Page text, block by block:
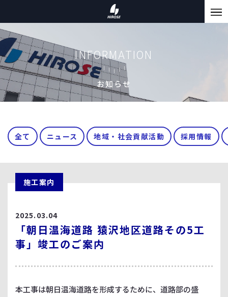
INFORMATION
お知らせ
全て ニュース 地域・社会貢献活動 採用情報
施工案内
2025.03.04
「朝日温海道路 猿沢地区道路その5工
事」竣工のご案内
本工事は朝日温海道路を形成するために、道路部の盛